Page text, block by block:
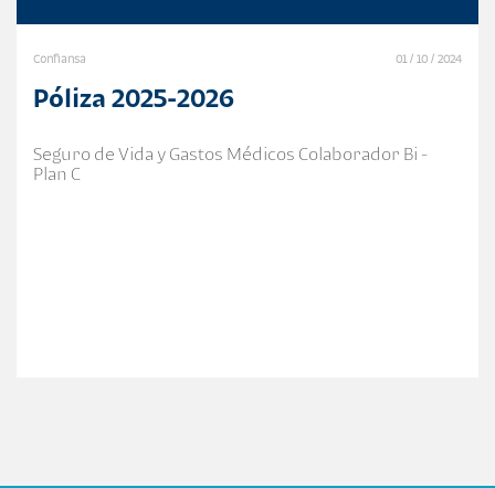
Confiansa 01 / 10 / 2024
Póliza 2025-2026
Seguro de Vida y Gastos Médicos Colaborador Bi -
Plan C